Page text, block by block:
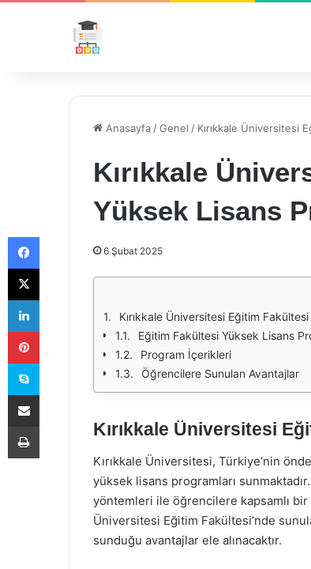
Anasayfa /Genel / Kırıkkale Üniversitesi
Kırıkkale
Yüksek Lisans
6 Şubat 2025
Kırıkkale Üniversitesi Eğitim
Eğitim Fakültesi Yüksek Lisans
Program İçerikleri
Öğrencilere Sunulan Avantajlar
Kırıkkale Üniversitesi
Kırıkkale Üniversitesi, Türkiye’nin
yüksek lisans programları
yöntemleri ile öğrencilere kapsamlı bir
Üniversitesi Eğitim Fakültesi’nde
sunduğu avantajlar ele alınacaktır.
Facebook
X
LinkedIn
Pinterest
Skype
E-Posta ile paylaş